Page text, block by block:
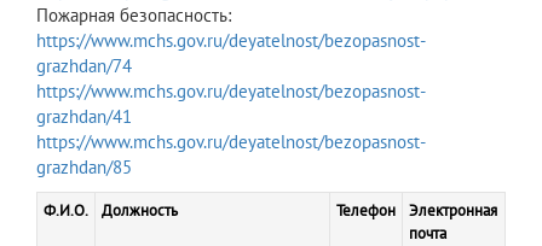
Пожарная безопасность:
https://www.mchs.gov.ru/deyatelnost/bezopasnost-
grazhdan/74
https://www.mchs.gov.ru/deyatelnost/bezopasnost-
grazhdan/41
https://www.mchs.gov.ru/deyatelnost/bezopasnost-
grazhdan/85
Ф.И.О. Должность Телефон
Электронная
почта